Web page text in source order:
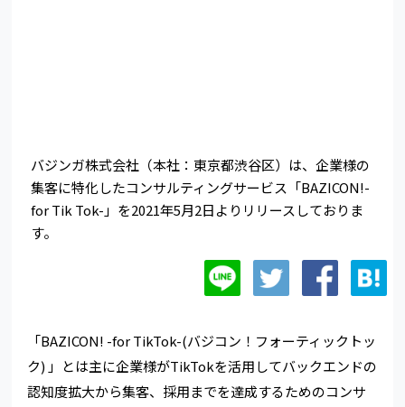
バジンガ株式会社（本社：東京都渋谷区）は、企業様の
集客に特化したコンサルティングサービス「BAZICON!-
for Tik Tok-」を2021年5月2日よりリリースしておりま
す。
「BAZICON! -for TikTok-(バジコン！フォーティックトッ
ク) 」とは主に企業様がTikTokを活用してバックエンドの
認知度拡大から集客、採用までを達成するためのコンサ